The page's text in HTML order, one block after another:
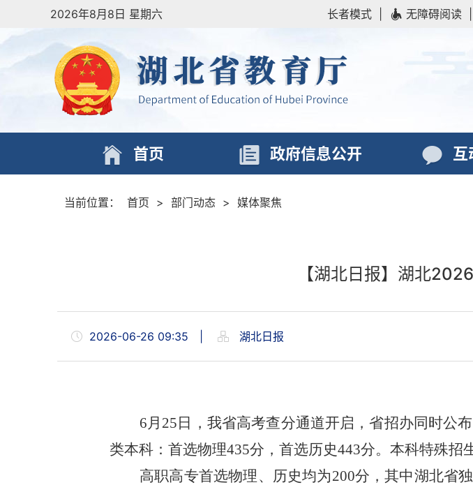
2026年8月8日 星期六 长者模式 无障碍阅读
首页 政府信息公开 互
当前位置： 首页 > 部门动态 > 媒体聚焦
【湖北日报】湖北
2026-06-26 09:35 湖北日报
6月25日，我省高考查分通道开启，省招办同时公
类本科：首选物理435分，首选历史443分。本科特殊招
高职高专首选物理、历史均为200分，其中湖北省